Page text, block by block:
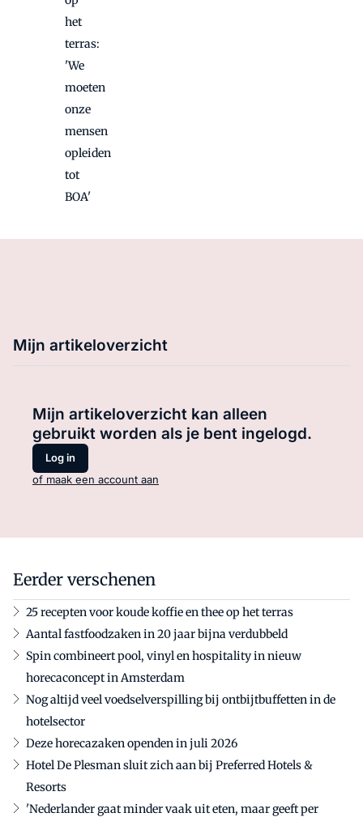
het
terras:
'We
moeten
onze
mensen
opleiden
tot
BOA'
Mijn artikeloverzicht
Mijn artikeloverzicht kan alleen
gebruikt worden als je bent ingelogd.
Log in
of maak een account aan
Eerder verschenen
25 recepten voor koude koffie en thee op het terras
Aantal fastfoodzaken in 20 jaar bijna verdubbeld
Spin combineert pool, vinyl en hospitality in nieuw
horecaconcept in Amsterdam
Nog altijd veel voedselverspilling bij ontbijtbuffetten in de
hotelsector
Deze horecazaken openden in juli 2026
Hotel De Plesman sluit zich aan bij Preferred Hotels &
Resorts
'Nederlander gaat minder vaak uit eten, maar geeft per